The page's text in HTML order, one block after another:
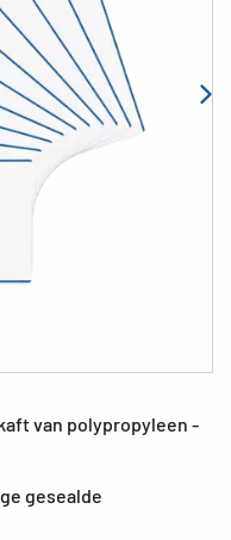
van polypropyleen -
gesealde